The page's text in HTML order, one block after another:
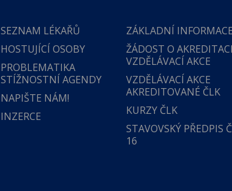
SEZNAM LÉKAŘŮ
HOSTUJÍCÍ OSOBY
PROBLEMATIKA
STÍŽNOSTNÍ AGENDY
NAPIŠTE NÁM!
INZERCE
ZÁKLADNÍ INFORMACE
ŽÁDOST O AKREDITACI
VZDĚLÁVACÍ AKCE
VZDĚLÁVACÍ AKCE
AKREDITOVANÉ ČLK
KURZY ČLK
STAVOVSKÝ PŘEDPIS
16